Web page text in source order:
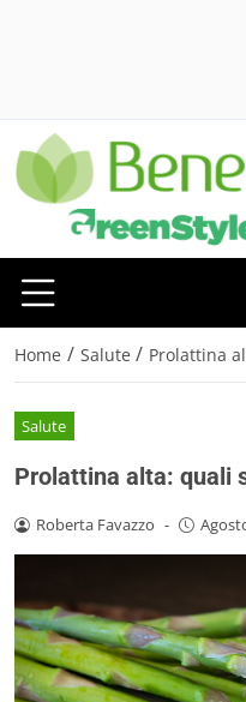
Home / Salute / Prolattina
Salute
Prolattina alta: quali
Roberta Favazzo -